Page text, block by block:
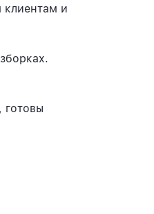
клиентам и